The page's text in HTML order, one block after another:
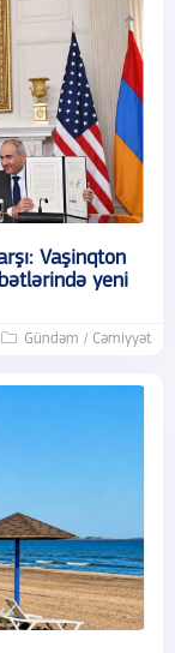
Vaşinqton
yeni
Gündəm / Cəmiyyət